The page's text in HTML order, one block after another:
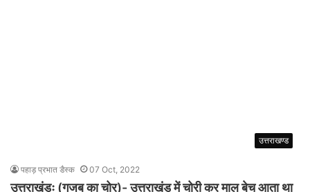
उत्तराखण्ड
पहाड़ प्रभात डैस्क 07 Oct, 2022
उत्तराखंडः (गजब का चोर)- उत्तराखंड में चोरी कर माल बेच आता था